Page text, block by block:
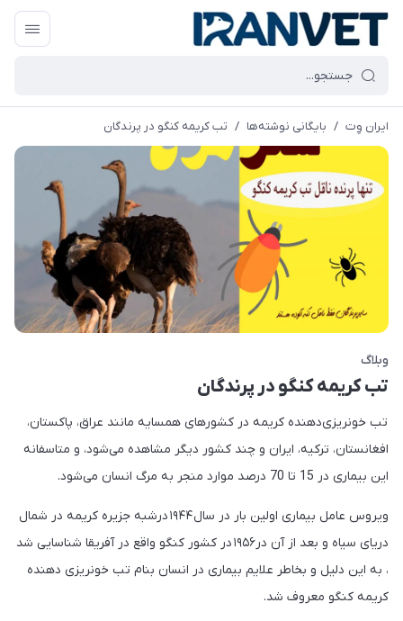
ایران وِت / بایگانی نوشته‌ها / تب کریمه کنگو در پرندگان
وبلاگ
تب کریمه کنگو در پرندگان
تب خونریزی‌دهنده کریمه در کشورهای همسایه مانند عراق، پاکستان،
افغانستان، ترکیه، ایران و چند کشور دیگر مشاهده می‌شود، و متاسفانه
این بیماری در 15 تا 70 درصد موارد منجر به مرگ انسان می‌شود.
ویروس عامل بیماری اولین بار در سال ۱۹۴۴ درشبه جزیره کریمه در شمال
دریای سیاه و بعد از آن در۱۹۵۶ در کشور کنگو واقع در آفریقا شناسایی شد
، به این دلیل و بخاطر علایم بیماری در انسان بنام تب خونریزی دهنده
کریمه کنگو معروف شد.